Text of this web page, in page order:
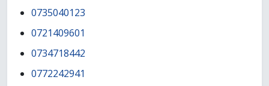
0735040123
0721409601
0734718442
0772242941